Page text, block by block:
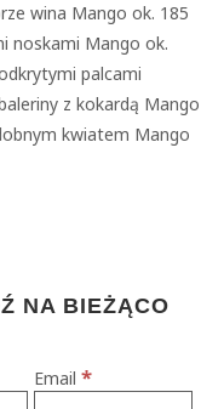
wina Mango ok. 185
noskami Mango ok.
palcami
z kokardą Mango
kwiatem Mango
NA BIEŻĄCO
Email*